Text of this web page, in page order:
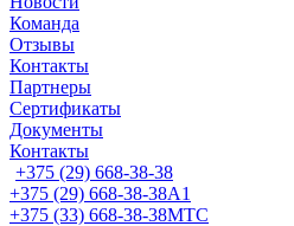
Команда
Отзывы
Контакты
Партнеры
Сертификаты
Документы
Контакты
+375 (29) 668-38-38
+375 (29) 668-38-38A1
+375 (33) 668-38-38МТС